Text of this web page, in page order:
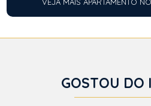
GOSTOU DO